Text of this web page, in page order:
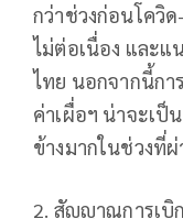
กว่าช่วงก่อนโควิ
ไม่ต่อเนื่อง และ
ไทย นอกจากนี้กา
ค่าเผื่อฯ น่าจะเป็
ข้างมากในช่วงที่
2. สัญญาณการเบิ